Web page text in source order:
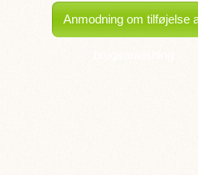
Anmodning om tilføjelse